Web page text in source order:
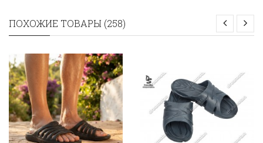
ПОХОЖИЕ ТОВАРЫ (258)